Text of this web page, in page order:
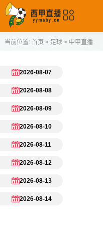
当前位置: 首页 > 足球> 中甲直播
2026-08-07
2026-08-08
2026-08-09
2026-08-10
2026-08-11
2026-08-12
2026-08-13
2026-08-14